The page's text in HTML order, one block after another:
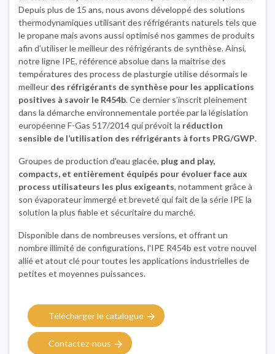
Depuis plus de 15 ans, nous avons développé des solutions
thermodynamiques utilisant des réfrigérants naturels tels que
le propane mais avons aussi optimisé nos gammes de produits
afin d’utiliser le meilleur des réfrigérants de synthèse. Ainsi,
notre ligne IPE, référence absolue dans la maitrise des
températures des process de plasturgie utilise désormais le
meilleur des réfrigérants de synthèse pour les applications
positives à savoir le R454b. Ce dernier s’inscrit pleinement
dans la démarche environnementale portée par la législation
européenne F-Gas 517/2014 qui prévoit la réduction
sensible de l’utilisation des réfrigérants à forts PRG/GWP.
Groupes de production d'eau glacée, plug and play,
compacts, et entièrement équipés pour évoluer face aux
process utilisateurs les plus exigeants, notamment grâce à
son évaporateur immergé et breveté qui fait de la série IPE la
solution la plus fiable et sécuritaire du marché.
Disponible dans de nombreuses versions, et offrant un
nombre illimité de configurations, l'IPE R454b est votre nouvel
allié et atout clé pour toutes les applications industrielles de
petites et moyennes puissances.
Télécharger le catalogue
Contactez-nous